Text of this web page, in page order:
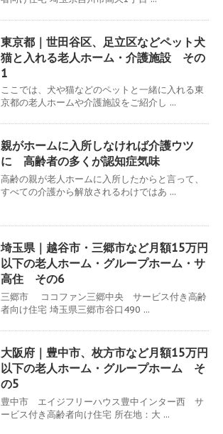
東京都｜世田谷区、足立区などペット犬
猫と入れる老人ホーム・介護施設 その
1
ここでは、犬や猫などのペットと一緒に入れる東
京都の老人ホームや介護施設をご紹介し ...
親がホームに入所しなければ介護ウツ
に 高齢者の多くが認知症気味
高齢の親が老人ホームに入所したからと言って、
すべての介護から解放されるわけではあ ...
埼玉県｜越谷市・三郷市など月額15万円
以下の老人ホーム・グループホーム・サ
高住 その6
三郷市 ココファン三郷中央 サービス付き高齢
者向け住宅 埼玉県三郷市谷口490 ...
大阪府｜豊中市、枚方市など月額15万円
以下の老人ホーム・グループホーム そ
の5
豊中市 エイジフリーハウス豊中インター西 サ
ービス付き高齢者向け住宅 所在地：大 ...